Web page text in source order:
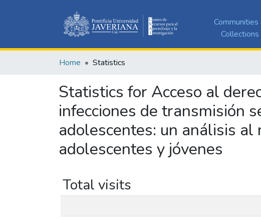
Communities
Collections
Home Statistics
Statistics for Acceso al
infecciones de transmisión
adolescentes: un análisis
adolescentes y jóvenes
Total visits